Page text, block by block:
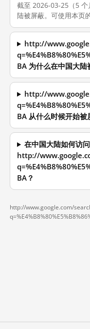
截至 2026-03-25（5
陆被屏蔽。可使用本页
http://
BA 为什么在中国大陆
http://
BA 从什么时候开始被
在中国大陆如何访问
http://
BA？
http://www.google.com/